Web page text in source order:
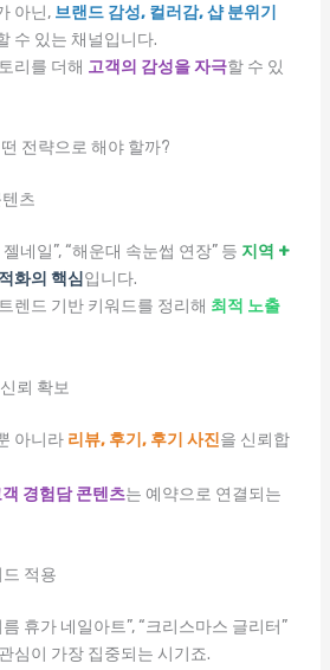
아닌, 브랜드 감성, 컬러감, 샵 분위기
수 있는 채널입니다.
리를 더해 고객의 감성을 자극할 수 있
전략으로 해야 할까?
츠
네일”, “해운대 속눈썹 연장” 등 지역 +
화의 핵심입니다.
렌드 기반 키워드를 정리해 최적 노출
뢰 확보
아니라 리뷰, 후기, 후기 사진을 신뢰합
경험담 콘텐츠는 예약으로 연결되는
적용
휴가 네일아트”, “크리스마스 글리터”
심이 가장 집중되는 시기죠.